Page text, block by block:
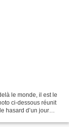
le monde, il est le
ci-dessous réunit
hasard d’un jour